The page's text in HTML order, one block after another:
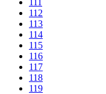
111
112
113
114
115
116
117
118
119